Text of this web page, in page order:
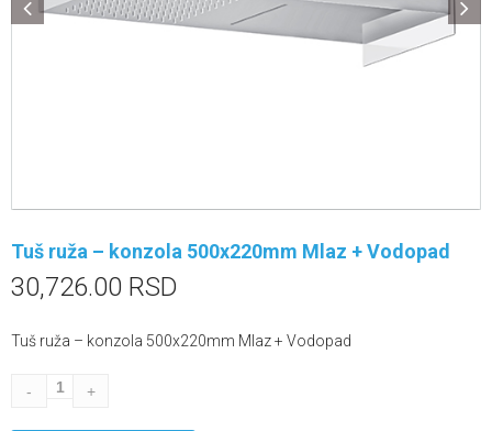
Tuš ruža – konzola 500x220mm Mlaz + Vodopad
30,726.00 RSD
Tuš ruža – konzola 500x220mm Mlaz + Vodopad